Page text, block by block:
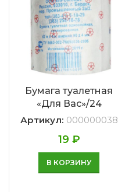
Бумага туалетная
«Для Вас»/24
Артикул: 000000038
19 ₽
В КОРЗИНУ